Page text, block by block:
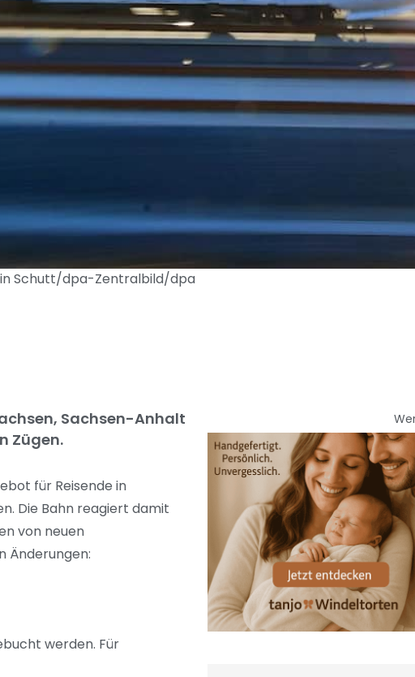
Schutt/dpa-Zentralbild/dpa
Sachsen-Anhalt
Zügen.
für Reisende in
Die Bahn reagiert damit
von neuen
Änderungen:
werden. Für